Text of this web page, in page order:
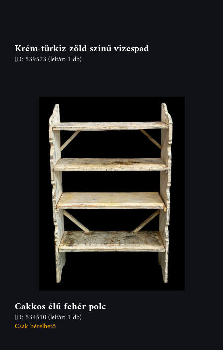
Krém-türkiz zöld színű vizespad
ID: 539573(leltár: 1 db)
Cakkos élű fehér polc
ID: 534510(leltár: 1 db)
Csak bérelhető